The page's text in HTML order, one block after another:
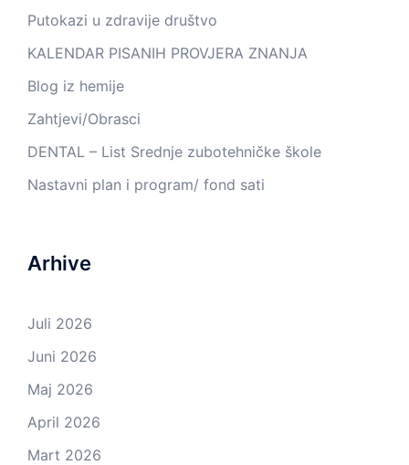
Putokazi u zdravije društvo
KALENDAR PISANIH PROVJERA ZNANJA
Blog iz hemije
Zahtjevi/Obrasci
DENTAL – List Srednje zubotehničke škole
Nastavni plan i program/ fond sati
Arhive
Juli 2026
Juni 2026
Maj 2026
April 2026
Mart 2026